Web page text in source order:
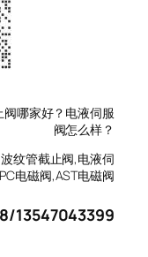
阀哪家好？电液伺服
阀怎么样？
纹管截止阀,电液伺
电磁阀,AST电磁阀
/13547043399